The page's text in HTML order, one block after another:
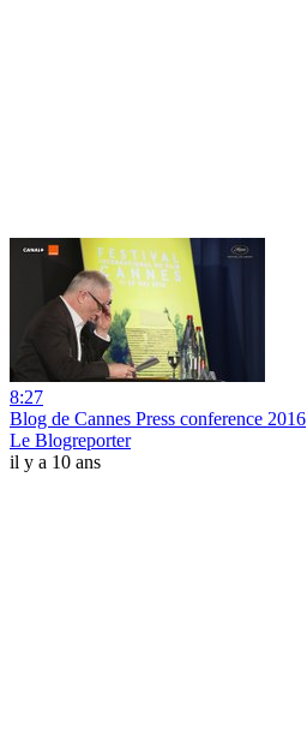
8:27
Blog de Cannes Press conference 2016
Le Blogreporter
il y a 10 ans